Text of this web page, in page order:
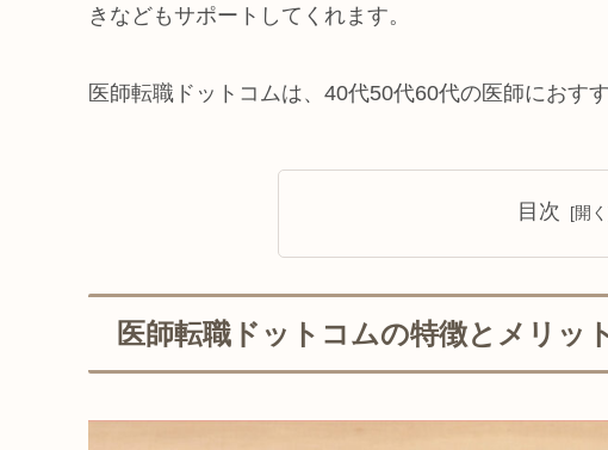
きなどもサポートしてくれます。
医師転職ドットコムは、40代50代60代の医師におす
目次
医師転職ドットコムの特徴とメリッ